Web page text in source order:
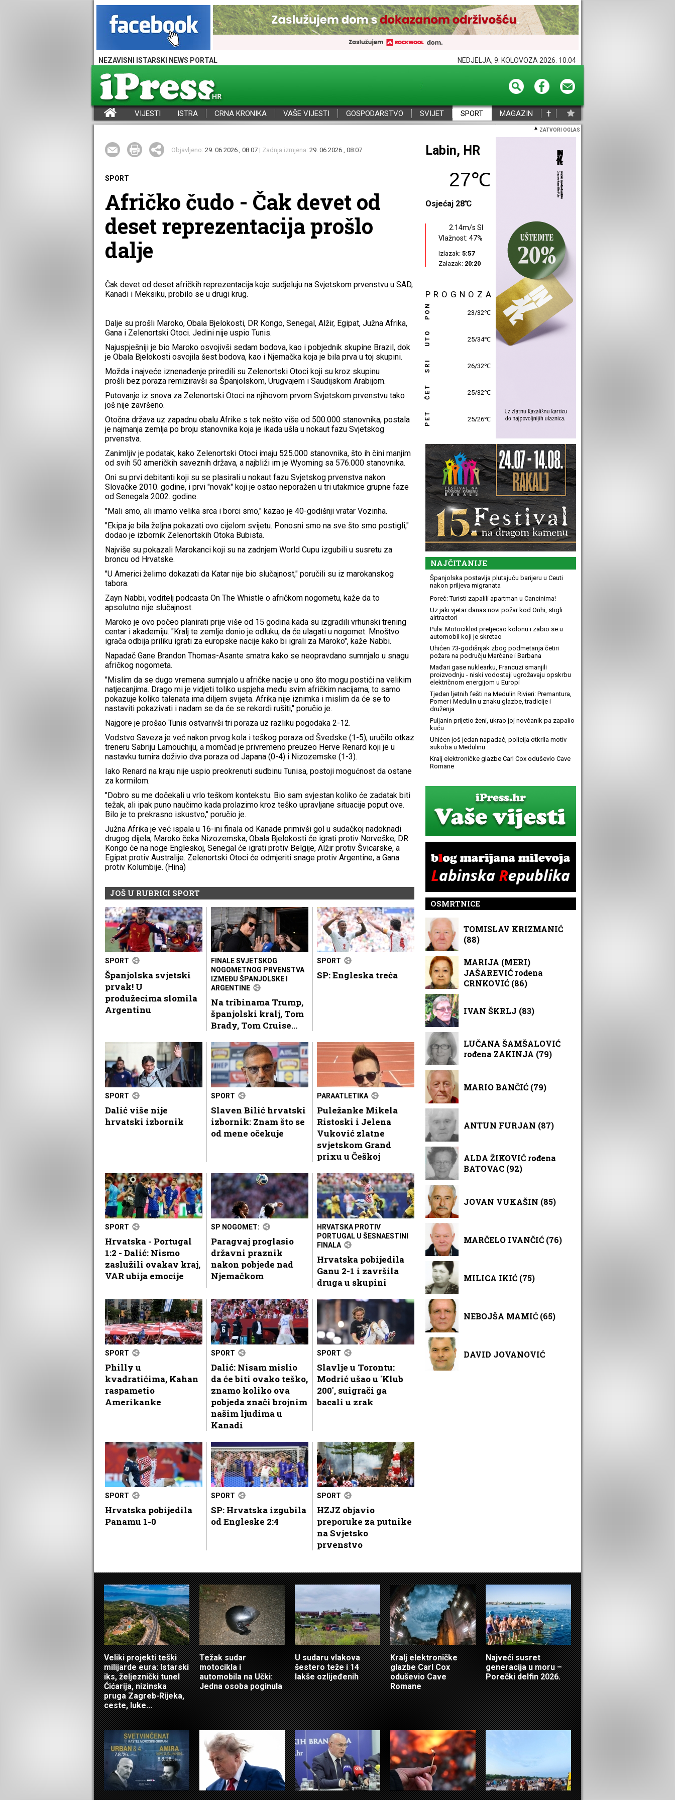
NEZAVISNI ISTARSKI NEWS PORTAL NEDJELJA, 9. KOLOVOZA 2026. 10:04
VIJESTI ISTRA CRNA KRONIKA VAŠE VIJESTI GOSPODARSTVO SVIJET SPORT MAGAZIN †
ZATVORI OGLAS
Objavljeno: 29. 06 2026., 08:07 | Zadnja izmjena: 29. 06 2026., 08:07
SPORT
Afričko čudo - Čak devet od
deset reprezentacija prošlo
dalje
Čak devet od deset afričkih reprezentacija koje sudjeluju na Svjetskom prvenstvu u SAD,
Kanadi i Meksiku, probilo se u drugi krug.
Dalje su prošli Maroko, Obala Bjelokosti, DR Kongo, Senegal, Alžir, Egipat, Južna Afrika,
Gana i Zelenortski Otoci. Jedini nije uspio Tunis.
Najuspješniji je bio Maroko osvojivši sedam bodova, kao i pobjednik skupine Brazil, dok
je Obala Bjelokosti osvojila šest bodova, kao i Njemačka koja je bila prva u toj skupini.
Možda i najveće iznenađenje priredili su Zelenortski Otoci koji su kroz skupinu
prošli bez poraza remiziravši sa Španjolskom, Urugvajem i Saudijskom Arabijom.
Putovanje iz snova za Zelenortski Otoci na njihovom prvom Svjetskom prvenstvu tako
još nije završeno.
Otočna država uz zapadnu obalu Afrike s tek nešto više od 500.000 stanovnika, postala
je najmanja zemlja po broju stanovnika koja je ikada ušla u nokaut fazu Svjetskog
prvenstva.
Zanimljiv je podatak, kako Zelenortski Otoci imaju 525.000 stanovnika, što ih čini manjim
od svih 50 američkih saveznih država, a najbliži im je Wyoming sa 576.000 stanovnika.
Oni su prvi debitanti koji su se plasirali u nokaut fazu Svjetskog prvenstva nakon
Slovačke 2010. godine, i prvi "novak" koji je ostao neporažen u tri utakmice grupne faze
od Senegala 2002. godine.
"Mali smo, ali imamo velika srca i borci smo," kazao je 40-godišnji vratar Vozinha.
"Ekipa je bila željna pokazati ovo cijelom svijetu. Ponosni smo na sve što smo postigli,"
dodao je izbornik Zelenortskih Otoka Bubista.
Najviše su pokazali Marokanci koji su na zadnjem World Cupu izgubili u susretu za
broncu od Hrvatske.
"U Americi želimo dokazati da Katar nije bio slučajnost," poručili su iz marokanskog
tabora.
Zayn Nabbi, voditelj podcasta On The Whistle o afričkom nogometu, kaže da to
apsolutno nije slučajnost.
Maroko je ovo počeo planirati prije više od 15 godina kada su izgradili vrhunski trening
centar i akademiju. "Kralj te zemlje donio je odluku, da će ulagati u nogomet. Mnoštvo
igrača odbija priliku igrati za europske nacije kako bi igrali za Maroko", kaže Nabbi.
Napadač Gane Brandon Thomas-Asante smatra kako se neopravdano sumnjalo u snagu
afričkog nogometa.
"Mislim da se dugo vremena sumnjalo u afričke nacije u ono što mogu postići na velikim
natjecanjima. Drago mi je vidjeti toliko uspjeha među svim afričkim nacijama, to samo
pokazuje koliko talenata ima diljem svijeta. Afrika nije iznimka i mislim da će se to
nastaviti pokazivati ​​i nadam se da će se rekordi rušiti," poručio je.
Najgore je prošao Tunis ostvarivši tri poraza uz razliku pogodaka 2-12.
Vodstvo Saveza je već nakon prvog kola i teškog poraza od Švedske (1-5), uručilo otkaz
treneru Sabriju Lamouchiju, a momčad je privremeno preuzeo Herve Renard koji je u
nastavku turnira doživio dva poraza od Japana (0-4) i Nizozemske (1-3).
Iako Renard na kraju nije uspio preokrenuti sudbinu Tunisa, postoji mogućnost da ostane
za kormilom.
"Dobro su me dočekali u vrlo teškom kontekstu. Bio sam svjestan koliko će zadatak biti
težak, ali ipak puno naučimo kada prolazimo kroz teško upravljane situacije poput ove.
Bilo je to prekrasno iskustvo," poručio je.
Južna Afrika je već ispala u 16-ini finala od Kanade primivši gol u sudačkoj nadoknadi
drugog dijela, Maroko čeka Nizozemska, Obala Bjelokosti će igrati protiv Norveške, DR
Kongo će na noge Engleskoj, Senegal će igrati protiv Belgije, Alžir protiv Švicarske, a
Egipat protiv Australije. Zelenortski Otoci će odmjeriti snage protiv Argentine, a Gana
protiv Kolumbije. (Hina)
JOŠ U RUBRICI SPORT
SPORT
Španjolska svjetski
prvak! U
produžecima slomila
Argentinu
FINALE SVJETSKOG
NOGOMETNOG PRVENSTVA
IZMEĐU ŠPANJOLSKE I
ARGENTINE
Na tribinama Trump,
španjolski kralj, Tom
Brady, Tom Cruise...
SPORT
SP: Engleska treća
SPORT
Dalić više nije
hrvatski izbornik
SPORT
Slaven Bilić hrvatski
izbornik: Znam što se
od mene očekuje
PARAATLETIKA
Puležanke Mikela
Ristoski i Jelena
Vuković zlatne
svjetskom Grand
prixu u Češkoj
SPORT
Hrvatska - Portugal
1:2 - Dalić: Nismo
zaslužili ovakav kraj,
VAR ubija emocije
SP NOGOMET:
Paragvaj proglasio
državni praznik
nakon pobjede nad
Njemačkom
HRVATSKA PROTIV
PORTUGAL U ŠESNAESTINI
FINALA
Hrvatska pobijedila
Ganu 2-1 i završila
druga u skupini
SPORT
Philly u
kvadratićima, Kahan
raspametio
Amerikanke
SPORT
Dalić: Nisam mislio
da će biti ovako teško,
znamo koliko ova
pobjeda znači brojnim
našim ljudima u
Kanadi
SPORT
Slavlje u Torontu:
Modrić ušao u 'Klub
200', suigrači ga
bacali u zrak
SPORT
Hrvatska pobijedila
Panamu 1-0
SPORT
SP: Hrvatska izgubila
od Engleske 2:4
SPORT
HZJZ objavio
preporuke za putnike
na Svjetsko
prvenstvo
Poreč, HR
29℃
Osjećaj 29℃
0.22m/s JZ
Vlažnost: 41%
Izlazak: 5:59
Zalazak: 20:23
PROGNOZA
PON 27/30℃
UTO 26/32℃
SRI 27/31℃
ČET 26/32℃
PET 26/27℃
NAJČITANIJE
Španjolska postavlja plutajuću barijeru u Ceuti
nakon priljeva migranata
Poreč: Turisti zapalili apartman u Cancinima!
Uz jaki vjetar danas novi požar kod Orihi, stigli
airtractori
Pula: Motociklist pretjecao kolonu i zabio se u
automobil koji je skretao
Uhićen 73-godišnjak zbog podmetanja četiri
požara na području Marčane i Barbana
Mađari gase nuklearku, Francuzi smanjili
proizvodnju - niski vodostaji ugrožavaju opskrbu
električnom energijom u Europi
Tjedan ljetnih fešti na Medulin Rivieri: Premantura,
Pomer i Medulin u znaku glazbe, tradicije i
druženja
Puljanin prijetio ženi, ukrao joj novčanik pa zapalio
kuću
Uhićen još jedan napadač, policija otkrila motiv
sukoba u Medulinu
Kralj elektroničke glazbe Carl Cox oduševio Cave
Romane
OSMRTNICE
TOMISLAV KRIZMANIĆ
(88)
MARIJA (MERI)
JAŠAREVIĆ rođena
CRNKOVIĆ (86)
IVAN ŠKRLJ (83)
LUČANA ŠAMŠALOVIĆ
rođena ZAKINJA (79)
MARIO BANČIĆ (79)
ANTUN FURJAN (87)
ALDA ŽIKOVIĆ rođena
BATOVAC (92)
JOVAN VUKAŠIN (85)
MARČELO IVANČIĆ (76)
MILICA IKIĆ (75)
NEBOJŠA MAMIĆ (65)
DAVID JOVANOVIĆ
Veliki projekti teški
milijarde eura: Istarski
iks, željeznički tunel
Ćićarija, nizinska
pruga Zagreb-Rijeka,
ceste, luke...
Težak sudar
motocikla i
automobila na Učki:
Jedna osoba poginula
U sudaru vlakova
šestero teže i 14
lakše ozlijeđenih
Kralj elektroničke
glazbe Carl Cox
oduševio Cave
Romane
Najveći susret
generacija u moru –
Porečki delfin 2026.